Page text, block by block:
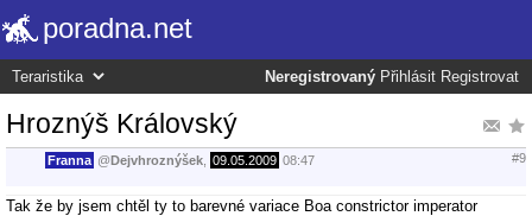
poradna.net
Neregistrovaný Přihlásit Registrovat
Hroznýš Královský
Franna @Dejvhroznýšek 09.05.2009 08:47 #9
Tak že by jsem chtěl ty to barevné variace Boa constrictor imperator